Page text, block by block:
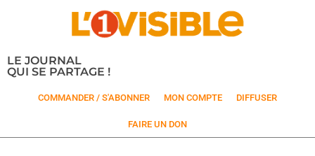
LE JOURNAL
QUI SE PARTAGE !
COMMANDER / S'ABONNER MON COMPTE DIFFUSER
FAIRE UN DON